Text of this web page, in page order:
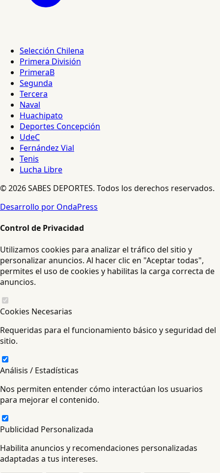
Selección Chilena
Primera División
PrimeraB
Segunda
Tercera
Naval
Huachipato
Deportes Concepción
UdeC
Fernández Vial
Tenis
Lucha Libre
© 2026 SABES DEPORTES. Todos los derechos reservados.
Desarrollo por OndaPress
Control de Privacidad
Utilizamos cookies para analizar el tráfico del sitio y
personalizar anuncios. Al hacer clic en "Aceptar todas",
permites el uso de cookies y habilitas la carga correcta de
anuncios.
Cookies Necesarias
Requeridas para el funcionamiento básico y seguridad del
sitio.
Análisis / Estadísticas
Nos permiten entender cómo interactúan los usuarios
para mejorar el contenido.
Publicidad Personalizada
Habilita anuncios y recomendaciones personalizadas
adaptadas a tus intereses.